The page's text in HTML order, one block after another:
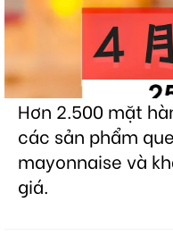
Hơn 2.500 mặt
các sản phẩm
mayonnaise và
giá.